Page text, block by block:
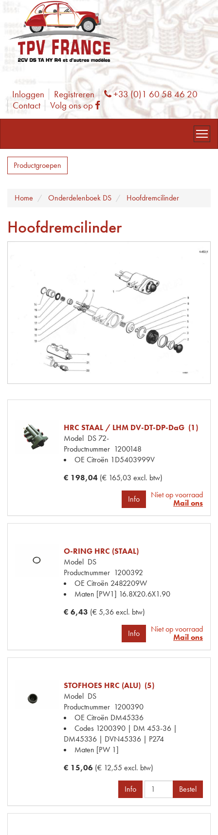
Inloggen Registreren Phone
+33 (0)1 60 58 46 20
Contact
Volg ons op Facebook
Productgroepen
Home Onderdelenboek DS Hoofdremcilinder
Hoofdremcilinder
HRC STAAL / LHM DV-DT-DP-DaG (1)
Model DS 72-
Productnummer 1200148
OE Citroën 1D5403999V
€ 198,04 (€ 165,03 excl. btw)
Info
Niet op voorraad
Mail ons
O-RING HRC (STAAL)
Model DS
Productnummer 1200392
OE Citroën 2482209W
Maten [PW1] 16.8X20.6X1.90
€ 6,43 (€ 5,36 excl. btw)
Info
Niet op voorraad
Mail ons
STOFHOES HRC (ALU) (5)
Model DS
Productnummer 1200390
OE Citroën DM45336
Codes 1200390 | DM 453-36 |
DM45336 | DVN45336 | P274
Maten [PW 1]
€ 15,06 (€ 12,55 excl. btw)
Info Bestel